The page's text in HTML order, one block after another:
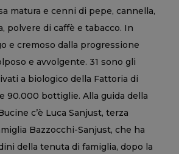
matura e cenni di pepe, cannella,
polvere di caffè e tabacco. In
e cremoso dalla progressione
e avvolgente. 31 sono gli
a biologico della Fattoria di
90.000 bottiglie. Alla guida della
c’è Luca Sanjust, terza
Bazzocchi-Sanjust, che ha
della tenuta di famiglia, dopo la